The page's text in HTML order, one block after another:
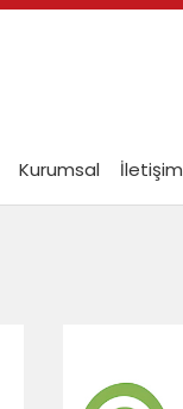
Kurumsal İletişim